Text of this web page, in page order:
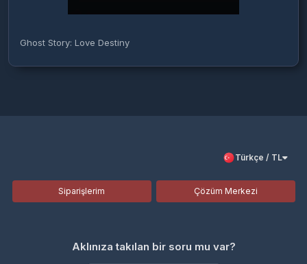
Ghost Story: Love Destiny
Türkçe / TL
Siparişlerim Çözüm Merkezi
Aklınıza takılan bir soru mu var?